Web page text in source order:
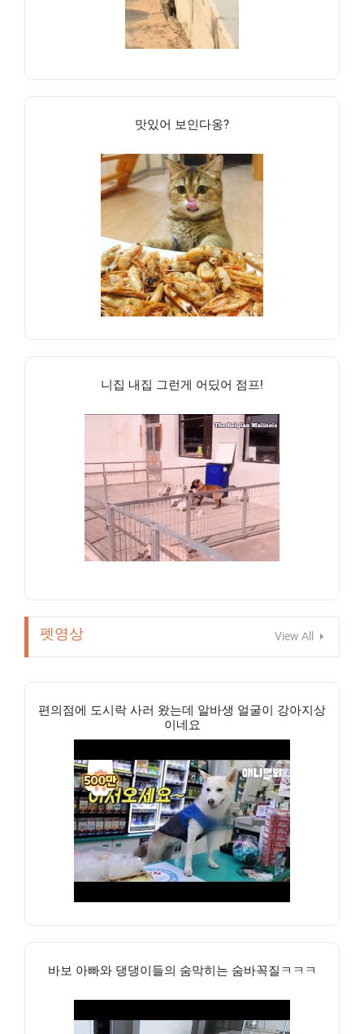
맛있어 보인다옹?
니집 내집 그런게 어딨어 점프!
펫영상 View All
편의점에 도시락 사러 왔는데 알바생 얼굴이 강아지상
이네요
바보 아빠와 댕댕이들의 숨막히는 숨바꼭질ㅋㅋㅋ